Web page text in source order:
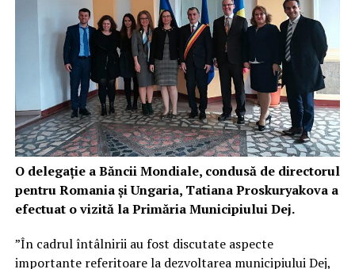
O delegație a Băncii Mondiale, condusă de directorul
pentru Romania și Ungaria, Tatiana Proskuryakova a
efectuat o vizită la Primăria Municipiului Dej.
”În cadrul întâlnirii au fost discutate aspecte
importante referitoare la dezvoltarea municipiului Dej,